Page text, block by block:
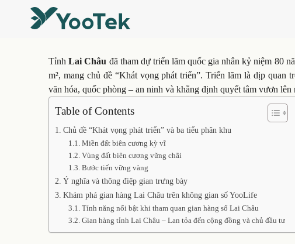
TỉnhLai Châu đã tham dự triển lãm quốc gia nhân kỷ niệm 80
m², mang chủ đề “Khát vọng phát triển”. Triển lãm là dịp
văn hóa, quốc phòng – an ninh và khẳng định quyết tâm vươn lên
Table of Contents
Chủ đề “Khát vọng phát triển” và ba tiểu phân khu
Miền đất biên cương kỳ vĩ
Vùng đất biên cương vững chãi
Bước tiến vững vàng
Ý nghĩa và thông điệp gian trưng bày
Khám phá gian hàng Lai Châu trên không gian số YooLife
Tính năng nổi bật khi tham quan gian hàng số Lai Châu
Gian hàng tỉnh Lai Châu – Lan tỏa đến cộng đồng và chủ đầu tư